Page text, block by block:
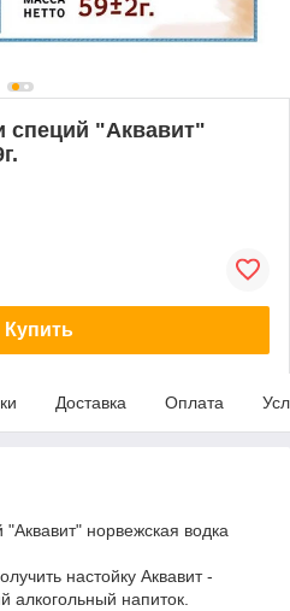
специй "Аквавит"
Купить
Доставка Оплата
норвежская водка
настойку Аквавит -
алкогольный напиток.